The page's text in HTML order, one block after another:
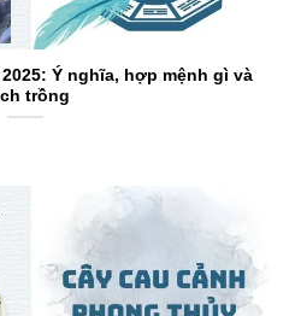
Ý nghĩa, hợp mệnh gì và
trồng